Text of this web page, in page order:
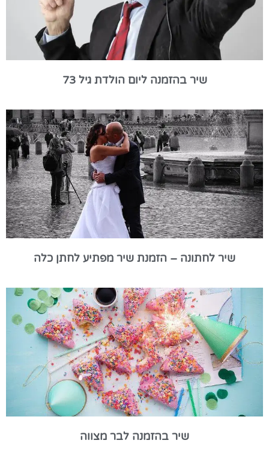
שיר בהזמנה ליום הולדת גיל 73
שיר לחתונה – הזמנת שיר מפתיע לחתן כלה
שיר בהזמנה לבר מצווה